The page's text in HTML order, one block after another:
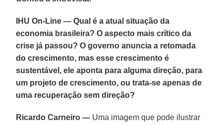
IHU On-Line — Qual é a atual situação da
economia brasileira? O aspecto mais crítico da
crise já passou? O governo anuncia a retomada
do crescimento, mas esse crescimento é
sustentável, ele aponta para alguma direção, para
um projeto de crescimento, ou trata-se apenas de
uma recuperação sem direção?
Ricardo Carneiro — Uma imagem que pode ilustrar